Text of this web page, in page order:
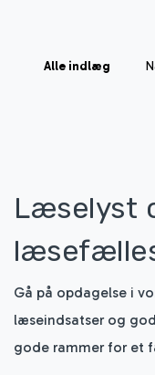
Alle indlæg
Læselyst
Gå på opdagelse i
læseindsatser og
gode rammer for et